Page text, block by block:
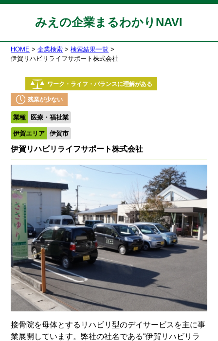
みえの企業まるわかりNAVI
HOME 企業検索
検索結果一覧
伊賀リハビリライフサポート株式会社
ワーク・ライフ・バランスに理解がある
残業が少ない
業種 医療・福祉業
伊賀エリア 伊賀市
伊賀リハビリライフサポート株式会社
接骨院を母体とするリハビリ型のデイサービスを主に事
業展開しています。弊社の社名である“伊賀リハビリラ